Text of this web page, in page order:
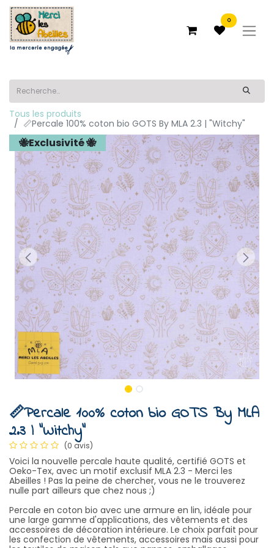
0
Tous les produits
📏Percale 100% coton bio GOTS By MLA 2.3 | "Witchy"
🐝Exclusivité 🐝
📏Percale 100% coton bio GOTS By MLA
2.3 | "Witchy"
(0 avis)
Voici la nouvelle percale haute qualité, certifié GOTS et
Oeko-Tex, avec un motif exclusif MLA 2.3 - Merci les
Abeilles ! Pas la peine de chercher, vous ne le trouverez
nulle part ailleurs que chez nous ;)
Percale en coton bio avec une armure en lin, idéale pour
une large gamme d'applications, des vêtements et des
accessoires de décoration intérieure. Le choix parfait pour
les confection de vêtements, accessoires mais aussi pour